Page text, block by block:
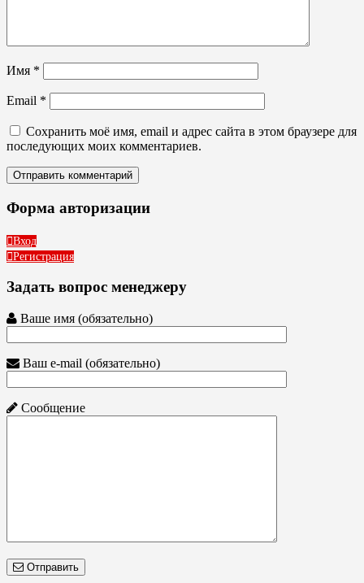
Имя *
Email *
Сохранить моё имя, email и адрес сайта в этом браузере для
последующих моих комментариев.
Форма авторизации
Вход
Регистрация
Задать вопрос менеджеру
Ваше имя (обязательно)
Ваш e-mail (обязательно)
Сообщение
Отправить